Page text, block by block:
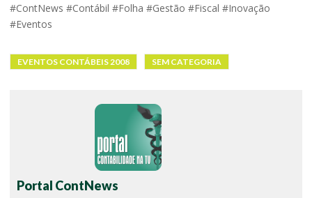
#ContNews #Contábil #Folha #Gestão #Fiscal #Inovação
#Eventos
EVENTOS CONTÁBEIS 2008 SEM CATEGORIA
Portal ContNews